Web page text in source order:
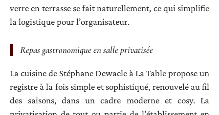
verre en terrasse se fait naturellement, ce qui simplifie
la logistique pour l’organisateur.
Repas gastronomique en salle privatisée
La cuisine de Stéphane Dewaele à La Table propose un
registre à la fois simple et sophistiqué, renouvelé au fil
des saisons, dans un cadre moderne et cosy. La